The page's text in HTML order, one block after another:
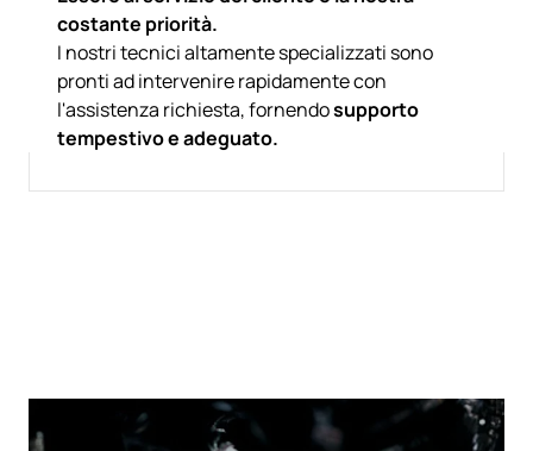
costante priorità.
I nostri tecnici altamente specializzati sono
pronti ad intervenire rapidamente con
l'assistenza richiesta, fornendosupporto
tempestivo e adeguato.